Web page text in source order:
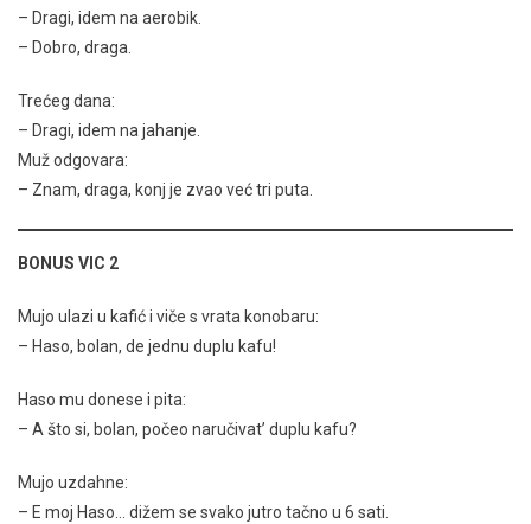
– Dragi, idem na aerobik.
– Dobro, draga.
Trećeg dana:
– Dragi, idem na jahanje.
Muž odgovara:
– Znam, draga, konj je zvao već tri puta.
BONUS VIC 2
Mujo ulazi u kafić i viče s vrata konobaru:
– Haso, bolan, de jednu duplu kafu!
Haso mu donese i pita:
– A što si, bolan, počeo naručivat’ duplu kafu?
Mujo uzdahne:
– E moj Haso… dižem se svako jutro tačno u 6 sati.